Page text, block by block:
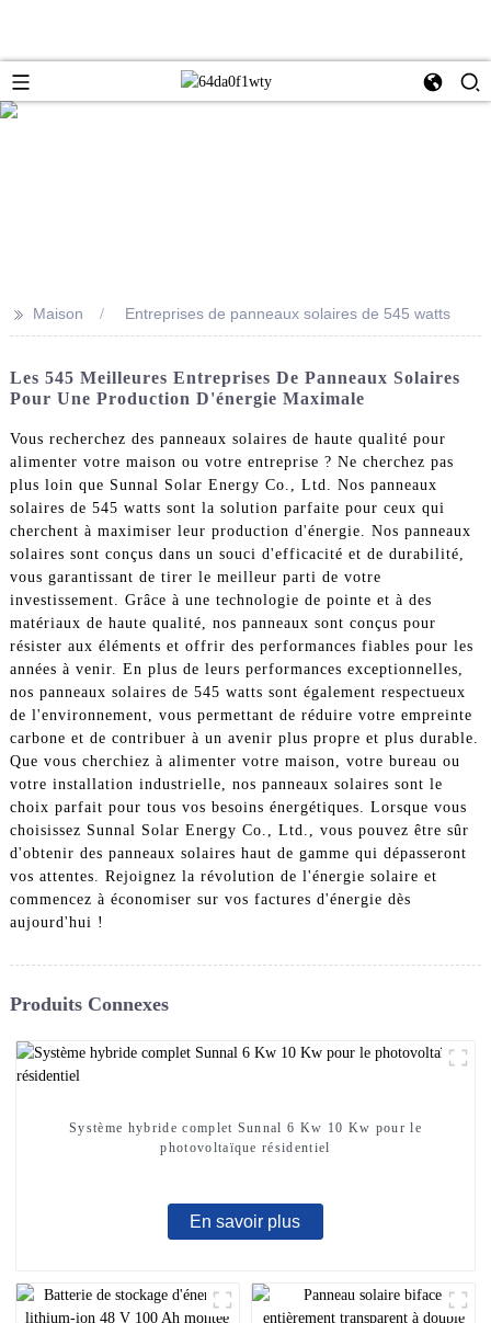
>> Maison Entreprises de panneaux solaires de 545 watts
Les 545 Meilleures Entreprises De Panneaux Solaires
Pour Une Production D'énergie Maximale
Vous recherchez des panneaux solaires de haute qualité pour
alimenter votre maison ou votre entreprise ? Ne cherchez pas
plus loin que Sunnal Solar Energy Co., Ltd. Nos panneaux
solaires de 545 watts sont la solution parfaite pour ceux qui
cherchent à maximiser leur production d'énergie. Nos panneaux
solaires sont conçus dans un souci d'efficacité et de durabilité,
vous garantissant de tirer le meilleur parti de votre
investissement. Grâce à une technologie de pointe et à des
matériaux de haute qualité, nos panneaux sont conçus pour
résister aux éléments et offrir des performances fiables pour les
années à venir. En plus de leurs performances exceptionnelles,
nos panneaux solaires de 545 watts sont également respectueux
de l'environnement, vous permettant de réduire votre empreinte
carbone et de contribuer à un avenir plus propre et plus durable.
Que vous cherchiez à alimenter votre maison, votre bureau ou
votre installation industrielle, nos panneaux solaires sont le
choix parfait pour tous vos besoins énergétiques. Lorsque vous
choisissez Sunnal Solar Energy Co., Ltd., vous pouvez être sûr
d'obtenir des panneaux solaires haut de gamme qui dépasseront
vos attentes. Rejoignez la révolution de l'énergie solaire et
commencez à économiser sur vos factures d'énergie dès
aujourd'hui !
Produits Connexes
Système hybride complet Sunnal 6 Kw 10 Kw pour le
photovoltaïque résidentiel
En savoir plus